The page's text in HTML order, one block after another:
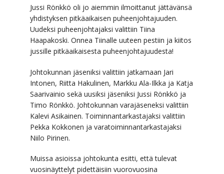
Jussi Rönkkö oli jo aiemmin ilmoittanut jättävänsä
yhdistyksen pitkäaikaisen puheenjohtajuuden.
Uudeksi puheenjohtajaksi valittiin Tiina
Haapakoski. Onnea Tiinalle uuteen pestiin ja kiitos
jussille pitkäaikaisesta puheenjohtajuudesta!
Johtokunnan jäseniksi valittiin jatkamaan Jari
Intonen, Riitta Hakulinen, Markku Ala-Ilkka ja Katja
Saarivainio sekä uusiksi jäseniksi Jussi Rönkkö ja
Timo Rönkkö. Johtokunnan varajäseneksi valittiin
Kalevi Asikainen. Toiminnantarkastajaksi valittiin
Pekka Kokkonen ja varatoiminnantarkastajaksi
Niilo Pirinen.
Muissa asioissa johtokunta esitti, että tulevat
vuosinäyttelyt pidettäisiin vuorovuosina